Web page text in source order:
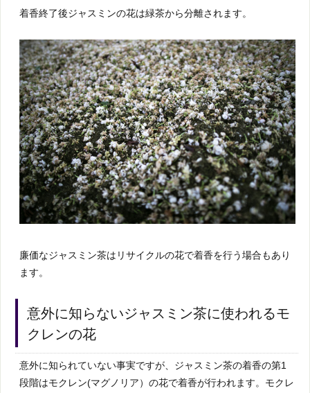
着香終了後ジャスミンの花は緑茶から分離されます。
廉価なジャスミン茶はリサイクルの花で着香を行う場合もあり
ます。
意外に知らないジャスミン茶に使われるモ
クレンの花
意外に知られていない事実ですが、ジャスミン茶の着香の第1
段階はモクレン(マグノリア）の花で着香が行われます。モクレ